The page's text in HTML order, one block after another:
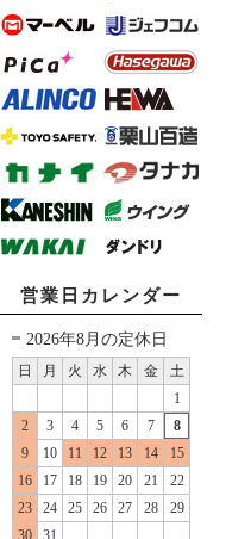
営業日カレンダー
2026年8月の定休日
日 月 火 水 木 金
土
1
2
3 4 5 6 7
8
9
10 11 12 13 14
15
16
17 18 19 20 21
22
23
24 25 26 27 28
29
30
31